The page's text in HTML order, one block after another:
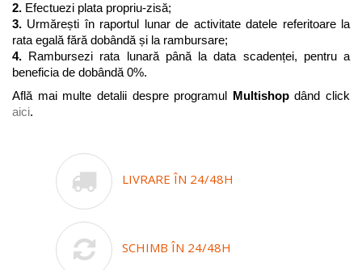
2. Efectuezi plata propriu-zisă;
3. Urmărești în raportul lunar de activitate datele referitoare la
rata egală fără dobândă și la rambursare;
4.
Rambursezi rata lunară până la data scadenței, pentru a
beneficia de dobândă 0%.
Află mai multe detalii despre programul
Multishop
aici.
LIVRARE ÎN 24/48H
SCHIMB ÎN 24/48H